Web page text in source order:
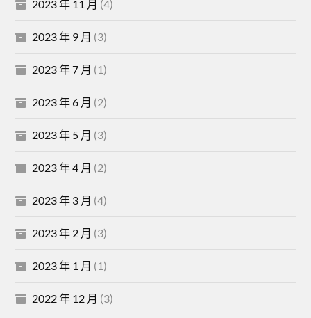
2023 年 11 月 (4)
2023 年 9 月 (3)
2023 年 7 月 (1)
2023 年 6 月 (2)
2023 年 5 月 (3)
2023 年 4 月 (2)
2023 年 3 月 (4)
2023 年 2 月 (3)
2023 年 1 月 (1)
2022 年 12 月 (3)